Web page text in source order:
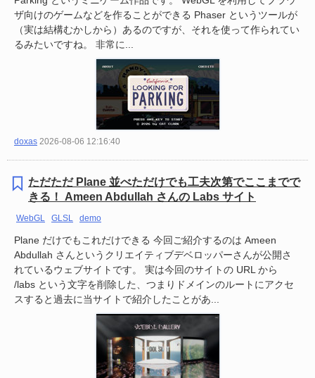
ザ向けのゲームなどを作ることができる Phaser というツールが
（実は結構むかしから）あるのですが、それを使って作られてい
るみたいですね。 非常に...
doxas 2026-08-06 12:16:40
ただただ Plane 並べただけでも工夫次第でここまでで
きる！ Ameen Abdullah さんの Labs サイト
WebGL GLSL demo
Plane だけでもこれだけできる 今回ご紹介するのは Ameen
Abdullah さんというクリエイティブデベロッパーさんが公開さ
れているウェブサイトです。 実は今回のサイトの URL から
/labs という文字を削除した、つまりドメインのルートにアクセ
スすると過去に当サイトで紹介したことがあ...